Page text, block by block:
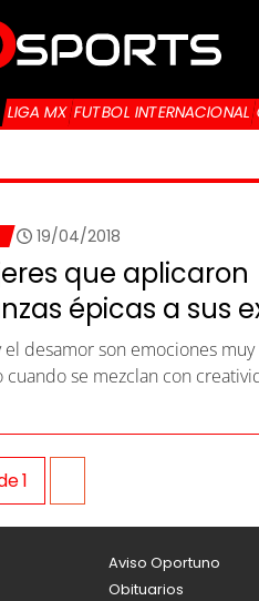
LIGA MX FUTBOL INTERNACIONAL
19/04/2018
que aplicaron
épicas a sus
el desamor son emociones
se mezclan con
1
Aviso Oportuno
Obituarios